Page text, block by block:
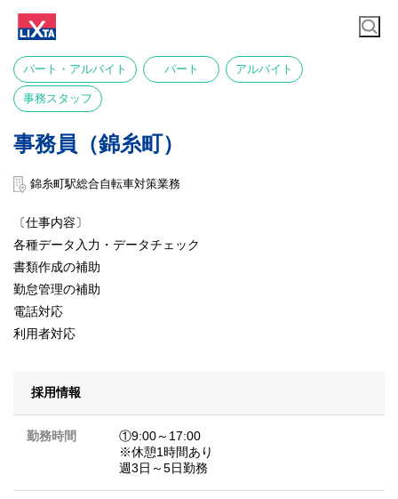
パート・アルバイト パート アルバイト
事務スタッフ
事務員（錦糸町）
錦糸町駅総合自転車対策業務
〔仕事内容〕
各種データ入力・データチェック
書類作成の補助
勤怠管理の補助
電話対応
利用者対応
採用情報
勤務時間
①9:00～17:00
※休憩1時間あり
週3日～5日勤務